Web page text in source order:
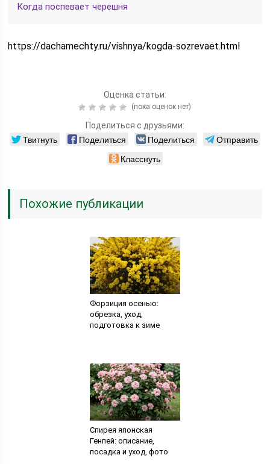
Когда поспевает черешня
https://dachamechty.ru/vishnya/kogda-sozrevaet.html
Оценка статьи:
(пока оценок нет)
Поделиться с друзьями:
Твитнуть Поделиться Поделиться
Отправить
Класснуть
Похожие публикации
Форзиция осенью:
обрезка, уход,
подготовка к зиме
Спирея японская
Генпей: описание,
посадка и уход, фото